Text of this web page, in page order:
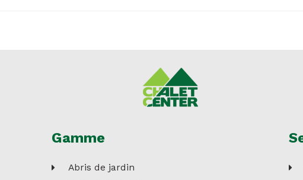
Gamme
Abris de jardin